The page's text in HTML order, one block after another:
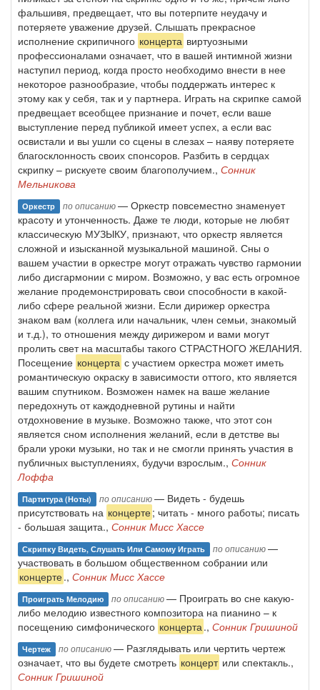
фальшивя, предвещает, что вы потерпите неудачу и
потеряете уважение друзей. Слышать прекрасное
исполнение скрипичного концерта виртуозными
профессионалами означает, что в вашей интимной жизни
наступил период, когда просто необходимо внести в нее
некоторое разнообразие, чтобы поддержать интерес к
этому как у себя, так и у партнера. Играть на скрипке самой
предвещает всеобщее признание и почет, если ваше
выступление перед публикой имеет успех, а если вас
освистали и вы ушли со сцены в слезах – наяву потеряете
благосклонность своих спонсоров. Разбить в сердцах
скрипку – рискуете своим благополучием., Сонник
Мельникова
Оркестр по описанию— Оркестр повсеместно знаменует
красоту и утонченность. Даже те люди, которые не любят
классическую МУЗЫКУ, признают, что оркестр является
сложной и изысканной музыкальной машиной. Сны о
вашем участии в оркестре могут отражать чувство гармонии
либо дисгармонии с миром. Возможно, у вас есть огромное
желание продемонстрировать свои способности в какой-
либо сфере реальной жизни. Если дирижер оркестра
знаком вам (коллега или начальник, член семьи, знакомый
и т.д.), то отношения между дирижером и вами могут
пролить свет на масштабы такого СТРАСТНОГО ЖЕЛАНИЯ.
Посещение концерта с участием оркестра может иметь
романтическую окраску в зависимости оттого, кто является
вашим спутником. Возможен намек на ваше желание
передохнуть от каждодневной рутины и найти
отдохновение в музыке. Возможно также, что этот сон
является сном исполнения желаний, если в детстве вы
брали уроки музыки, но так и не смогли принять участия в
публичных выступлениях, будучи взрослым., Сонник
Лоффа
Партитура (ноты) по описанию— Видеть - будешь
присутствовать на концерте; читать - много работы; писать
- большая защита., Сонник Мисс Хассе
Скрипку Видеть, Слушать Или Самому Играть по описанию—
участвовать в большом общественном собрании или
концерте., Сонник Мисс Хассе
Проиграть Мелодию по описанию— Проиграть во сне какую-
либо мелодию известного композитора на пианино – к
посещению симфонического концерта., Сонник Гришиной
Чертеж по описанию— Разглядывать или чертить чертеж
означает, что вы будете смотреть концерт или спектакль.,
Сонник Гришиной